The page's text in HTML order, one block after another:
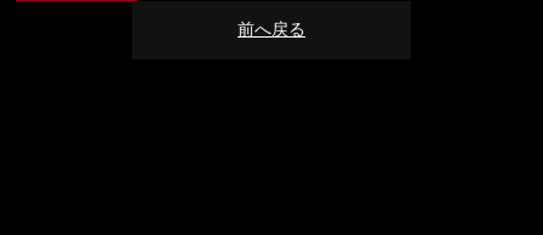
前へ戻る